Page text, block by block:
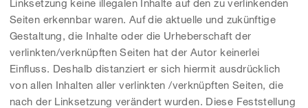
Linksetzung keine illegalen Inhalte auf den zu verlinkenden
Seiten erkennbar waren. Auf die aktuelle und zukünftige
Gestaltung, die Inhalte oder die Urheberschaft der
verlinkten/verknüpften Seiten hat der Autor keinerlei
Einfluss. Deshalb distanziert er sich hiermit ausdrücklich
von allen Inhalten aller verlinkten /verknüpften Seiten, die
nach der Linksetzung verändert wurden. Diese Feststellung